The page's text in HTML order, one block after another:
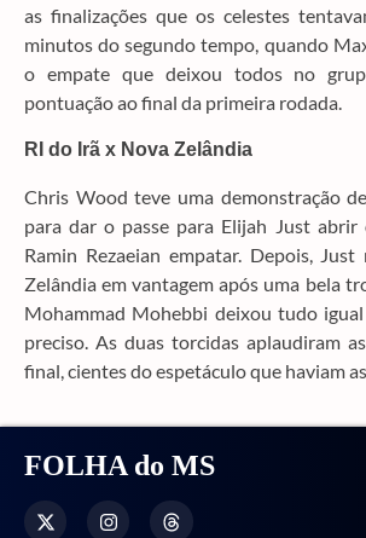
as finalizações que os celestes
minutos do segundo tempo, quando
o empate que deixou todos no
pontuação ao final da primeira rodada.
RI do Irã x Nova Zelândia
Chris Wood teve uma demonstração
para dar o passe para Elijah Just abrir
Ramin Rezaeian empatar. Depois,
Zelândia em vantagem após uma bela
Mohammad Mohebbi deixou tudo
preciso. As duas torcidas aplaudiram
final, cientes do espetáculo que haviam
FOLHA do MS